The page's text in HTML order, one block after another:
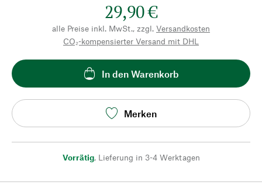
29,90 €
alle Preise inkl. MwSt., zzgl. Versandkosten
CO₂-kompensierter Versand mit DHL
In den Warenkorb
Merken
Vorrätig, Lieferung in 3-4 Werktagen